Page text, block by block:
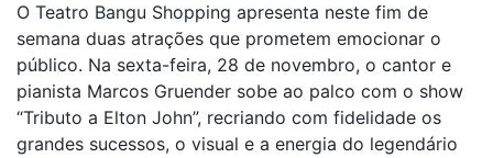
O Teatro Bangu Shopping apresenta neste fim de
semana duas atrações que prometem emocionar o
público. Na sexta-feira, 28 de novembro, o cantor e
pianista Marcos Gruender sobe ao palco com o show
“Tributo a Elton John”, recriando com fidelidade os
grandes sucessos, o visual e a energia do legendário